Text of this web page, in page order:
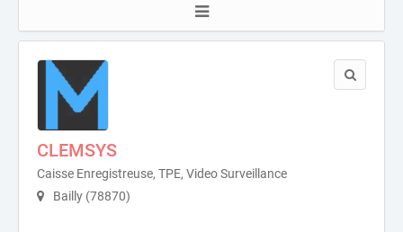
CLEMSYS
Caisse Enregistreuse, TPE, Video Surveillance
Bailly (78870)